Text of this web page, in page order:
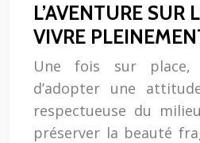
L’AVENTURE SUR
VIVRE
Une fois sur
d’adopter une
respectueuse du
préserver la beauté